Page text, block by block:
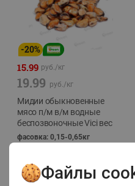
-20%
15.99 руб./кг
19.99 руб./кг
Мидии обыкновенные
мясо п/м в/м водные
беспозвоночные Vici вес
фасовка: 0,15-0,65кг
Файлы